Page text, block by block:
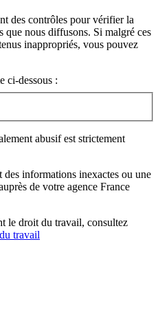
des contrôles pour vérifier la
que nous diffusons. Si malgré ces
inappropriés, vous pouvez
ci-dessous :
abusif est strictement
des informations inexactes ou une
de votre agence France
le droit du travail, consultez
travail